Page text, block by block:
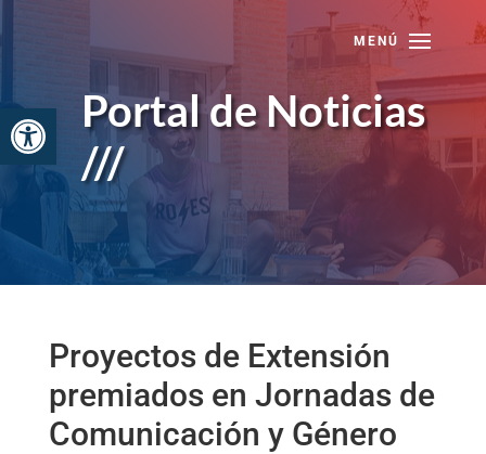
Abrir barra de herramientas
Portal de Noticias
///
Proyectos de Extensión
premiados en Jornadas de
Comunicación y Género